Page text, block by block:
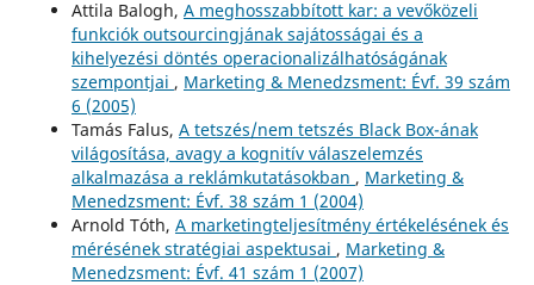
Attila Balogh, A meghosszabbított kar: a vevőközeli
funkciók outsourcingjának sajátosságai és a
kihelyezési döntés operacionalizálhatóságának
szempontjai , Marketing & Menedzsment: Évf. 39 szám
6 (2005)
Tamás Falus, A tetszés/nem tetszés Black Box-ának
világosítása, avagy a kognitív válaszelemzés
alkalmazása a reklámkutatásokban , Marketing &
Menedzsment: Évf. 38 szám 1 (2004)
Arnold Tóth, A marketingteljesítmény értékelésének és
mérésének stratégiai aspektusai , Marketing &
Menedzsment: Évf. 41 szám 1 (2007)